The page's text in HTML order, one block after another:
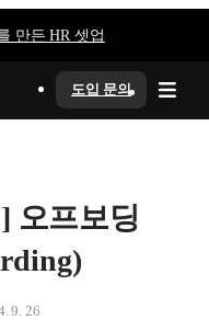
만든 HR 셋업
도입 문의
오프보딩
9. 26